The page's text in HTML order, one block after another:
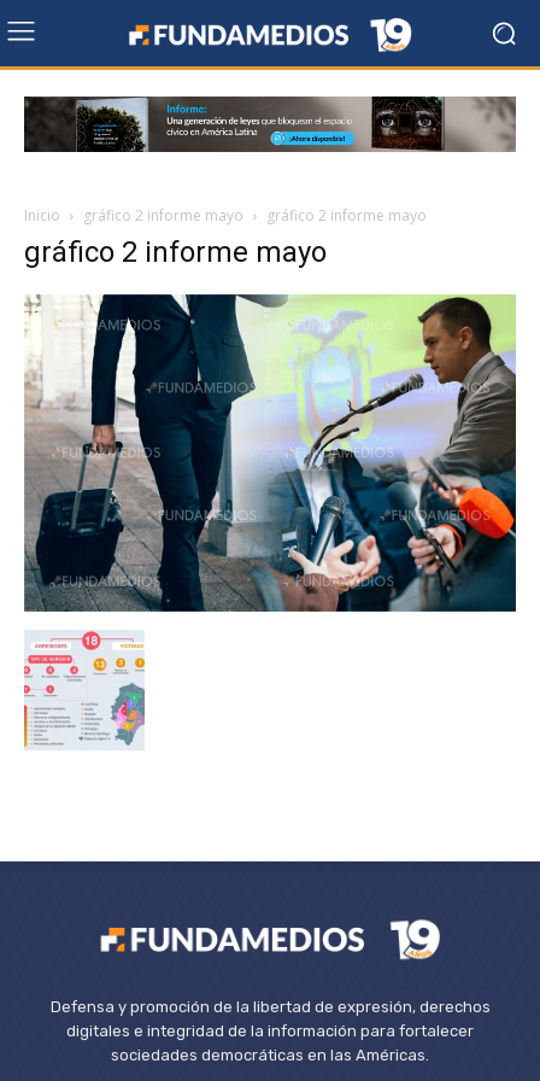
Inicio gráfico 2 informe mayo gráfico 2 informe mayo
gráfico 2 informe mayo
Defensa y promoción de la libertad de expresión, derechos
digitales e integridad de la información para fortalecer
sociedades democráticas en las Américas.